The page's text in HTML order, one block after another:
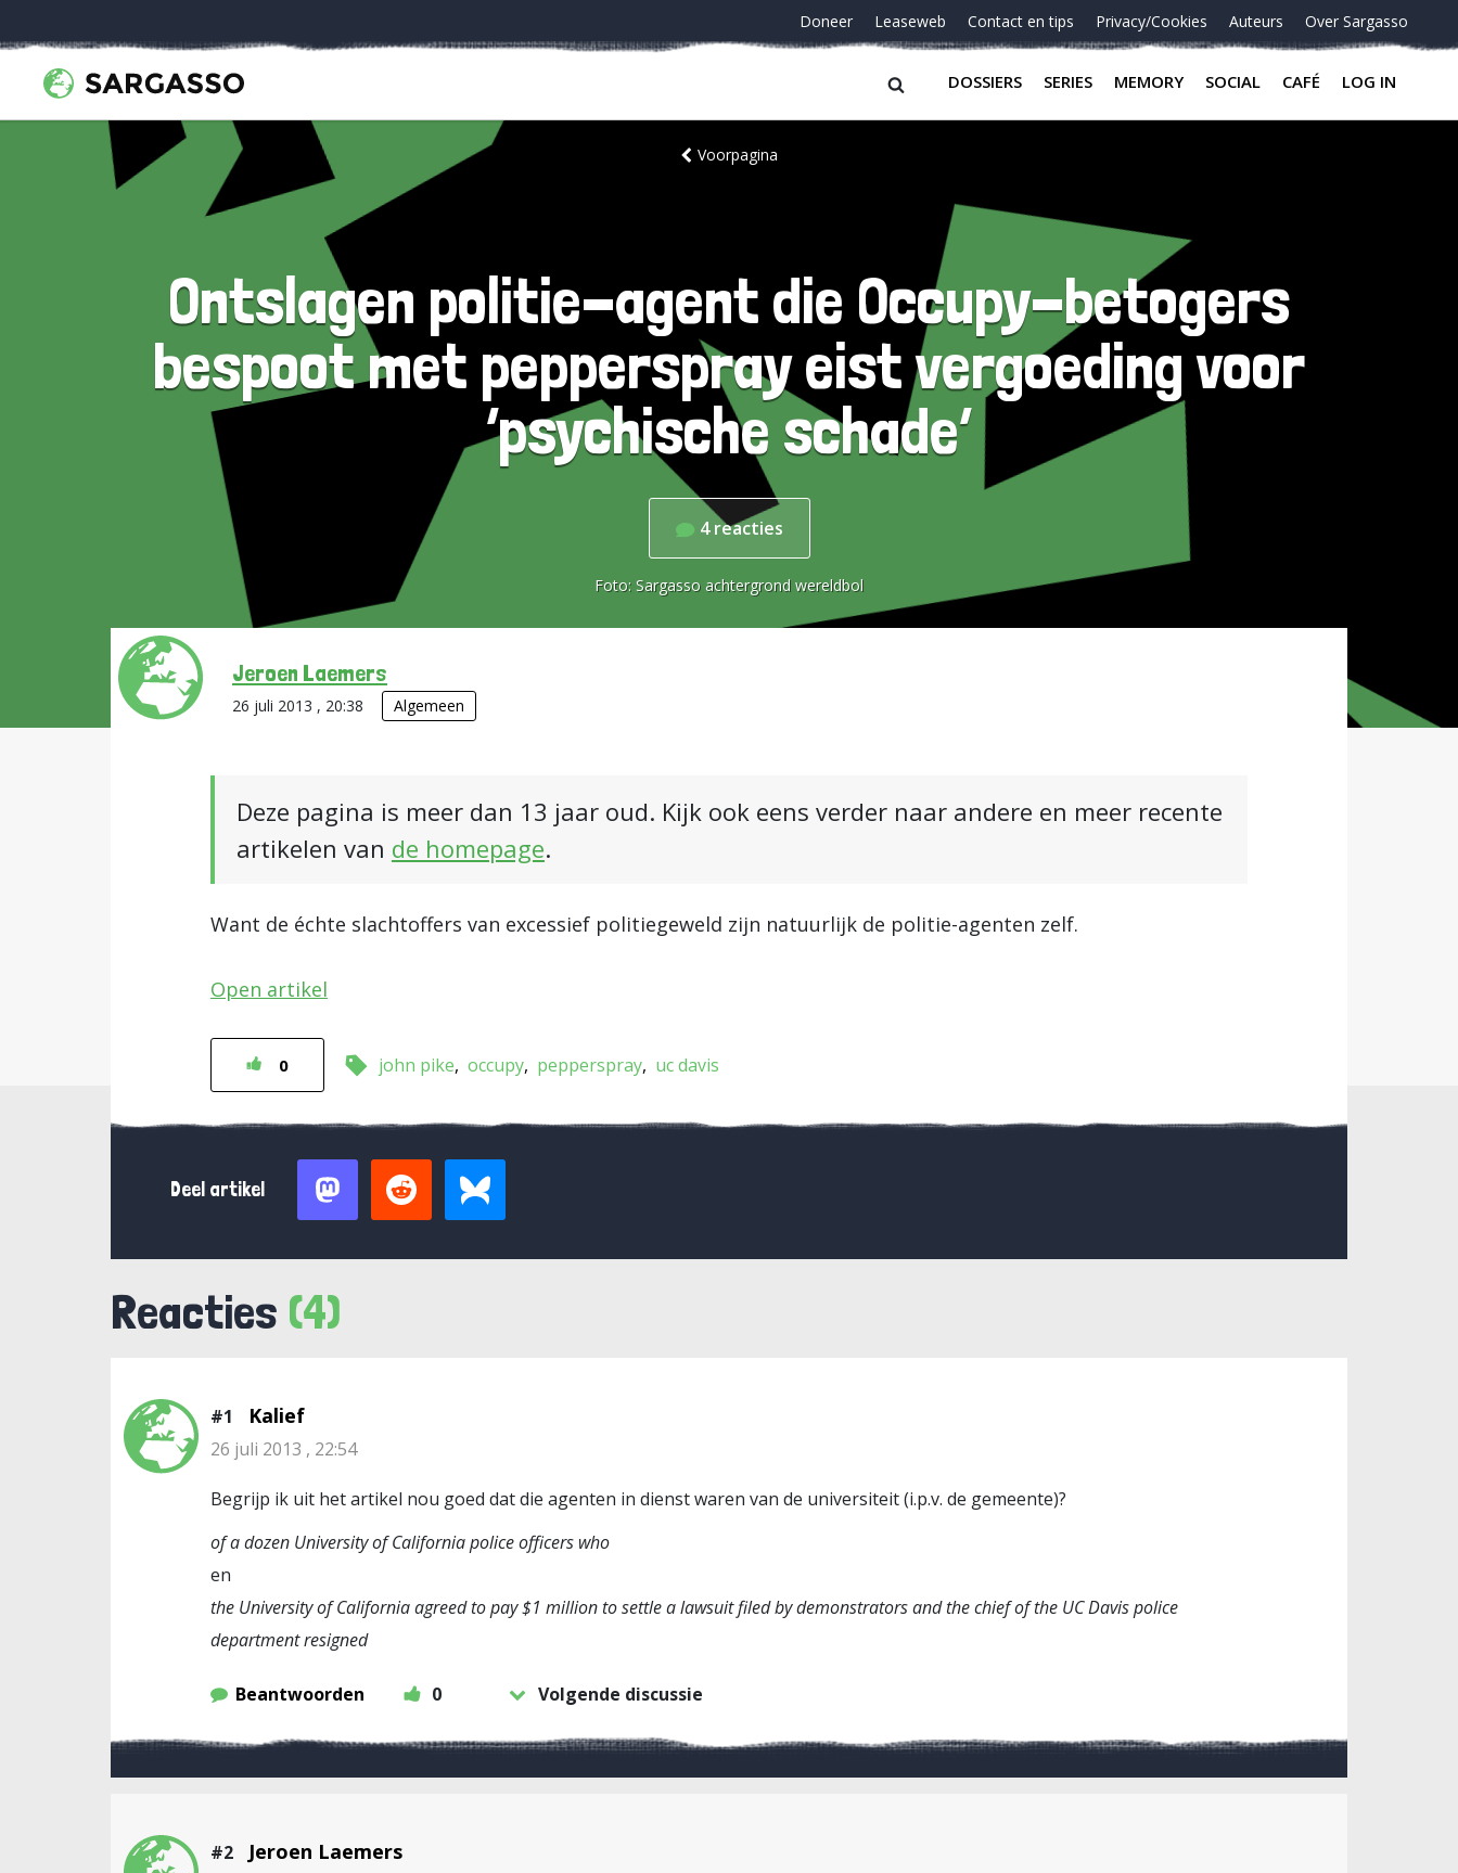
Doneer Leaseweb Contact en tips Privacy/Cookies Auteurs Over Sargasso
DOSSIERS SERIES MEMORY SOCIAL CAFÉ LOG IN
Voorpagina
Ontslagen politie-agent die Occupy-betogers
bespoot met pepperspray eist vergoeding voor
‘psychische schade’
4 reacties
Foto: Sargasso achtergrond wereldbol
Jeroen Laemers
26 juli 2013 , 20:38 Algemeen
Deze pagina is meer dan 13 jaar oud. Kijk ook eens verder naar andere en meer recente
artikelen van de homepage.
Want de échte slachtoffers van excessief politiegeweld zijn natuurlijk de politie-agenten zelf.
Open artikel
0 john pike occupy pepperspray uc davis
Deel artikel
Reacties (4)
#1 Kalief
26 juli 2013 , 22:54
Begrijp ik uit het artikel nou goed dat die agenten in dienst waren van de universiteit (i.p.v. de gemeente)?
of a dozen University of California police officers who
en
the University of California agreed to pay $1 million to settle a lawsuit filed by demonstrators and the chief of the UC Davis police
department resigned
Beantwoorden 0 Volgende discussie
#2 Jeroen Laemers